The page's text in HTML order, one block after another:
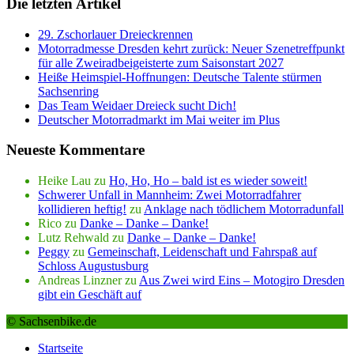
Die letzten Artikel
29. Zschorlauer Dreieckrennen
Motorradmesse Dresden kehrt zurück: Neuer Szenetreffpunkt
für alle Zweiradbeigeisterte zum Saisonstart 2027
Heiße Heimspiel-Hoffnungen: Deutsche Talente stürmen
Sachsenring
Das Team Weidaer Dreieck sucht Dich!
Deutscher Motorradmarkt im Mai weiter im Plus
Neueste Kommentare
Heike Lau zu Ho, Ho, Ho – bald ist es wieder soweit!
Schwerer Unfall in Mannheim: Zwei Motorradfahrer
kollidieren heftig! zu Anklage nach tödlichem Motorradunfall
Rico zu Danke – Danke – Danke!
Lutz Rehwald zu Danke – Danke – Danke!
Peggy zu Gemeinschaft, Leidenschaft und Fahrspaß auf
Schloss Augustusburg
Andreas Linznerzu Aus Zwei wird Eins – Motogiro Dresden
gibt ein Geschäft auf
© Sachsenbike.de
Startseite